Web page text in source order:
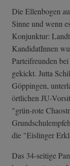
Die Ellenbogen
Sinne und wenn
Konjunktur:
KandidatInnen
Parteifreunden
gekickt. Jutta
Göppingen,
örtlichen JU-
"grün-rote
die "Eislinger
Das 34-seitige